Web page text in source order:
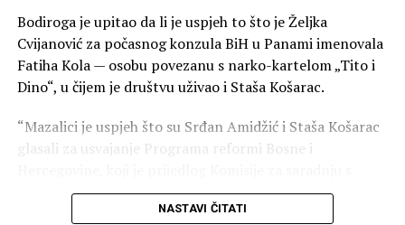
Bodiroga je upitao da li je uspjeh to što je Željka
Cvijanović za počasnog konzula BiH u Panami imenovala
Fatiha Kola — osobu povezanu s narko-kartelom „Tito i
Dino“, u čijem je društvu uživao i Staša Košarac.
“Mazalici je uspjeh što su Srđan Amidžić i Staša Košarac
glasali za usvajanje Programa reformi Bosne i
NATO-om (u kojoj je i Obren Petrović).
NASTAVI ČITATI